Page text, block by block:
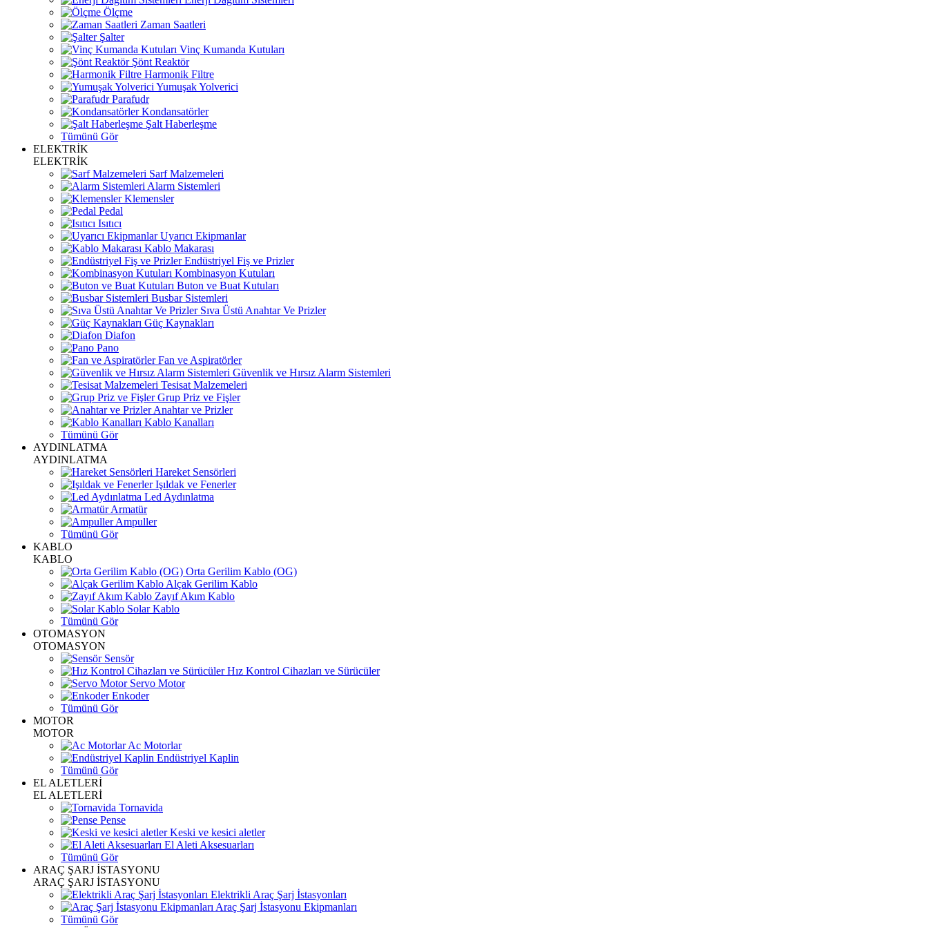
Ölçme
Zaman Saatleri
Şalter
Vinç Kumanda Kutuları
Şönt Reaktör
Harmonik Filtre
Yumuşak Yolverici
Parafudr
Kondansatörler
Şalt Haberleşme
Tümünü Gör
ELEKTRİK
ELEKTRİK
Sarf Malzemeleri
Alarm Sistemleri
Klemensler
Pedal
Isıtıcı
Uyarıcı Ekipmanlar
Kablo Makarası
Endüstriyel Fiş ve Prizler
Kombinasyon Kutuları
Buton ve Buat Kutuları
Busbar Sistemleri
Sıva Üstü Anahtar Ve Prizler
Güç Kaynakları
Diafon
Pano
Fan ve Aspiratörler
Güvenlik ve Hırsız Alarm Sistemleri
Tesisat Malzemeleri
Grup Priz ve Fişler
Anahtar ve Prizler
Kablo Kanalları
Tümünü Gör
AYDINLATMA
AYDINLATMA
Hareket Sensörleri
Işıldak ve Fenerler
Led Aydınlatma
Armatür
Ampuller
Tümünü Gör
KABLO
KABLO
Orta Gerilim Kablo (OG)
Alçak Gerilim Kablo
Zayıf Akım Kablo
Solar Kablo
Tümünü Gör
OTOMASYON
OTOMASYON
Sensör
Hız Kontrol Cihazları ve Sürücüler
Servo Motor
Enkoder
Tümünü Gör
MOTOR
MOTOR
Ac Motorlar
Endüstriyel Kaplin
Tümünü Gör
EL ALETLERİ
EL ALETLERİ
Tornavida
Pense
Keski ve kesici aletler
El Aleti Aksesuarları
Tümünü Gör
ARAÇ ŞARJ İSTASYONU
ARAÇ ŞARJ İSTASYONU
Elektrikli Araç Şarj İstasyonları
Araç Şarj İstasyonu Ekipmanları
Tümünü Gör